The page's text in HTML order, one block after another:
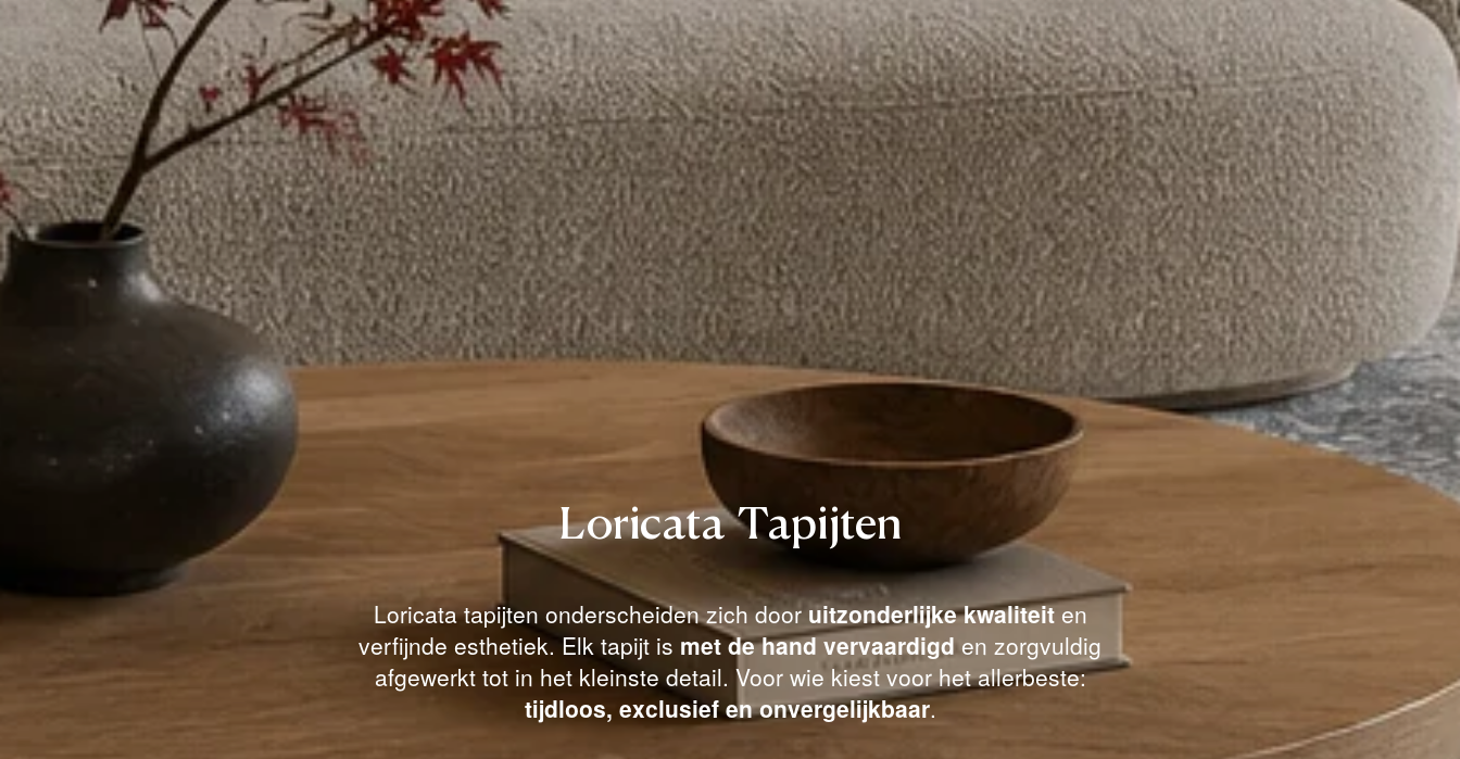
Loricata Tapijten
Loricata tapijten onderscheiden zich dooruitzonderlijke kwaliteiten
verfijnde esthetiek. Elk tapijt is met de hand vervaardigden zorgvuldig
afgewerkt tot in het kleinste detail. Voor wie kiest voor het allerbeste:
tijdloos, exclusief en onvergelijkbaar.